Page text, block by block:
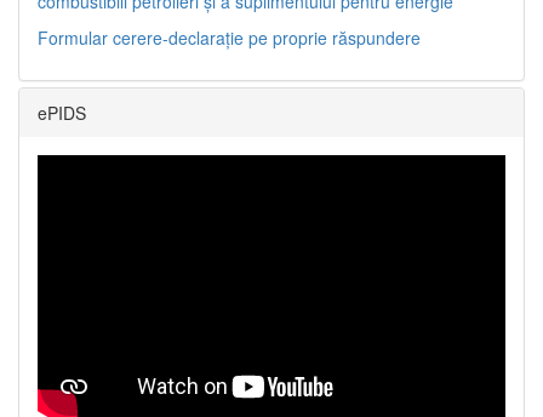
Formular cerere-declarație pe proprie răspundere
ePIDS